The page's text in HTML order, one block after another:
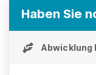
Haben Sie
Abwicklung